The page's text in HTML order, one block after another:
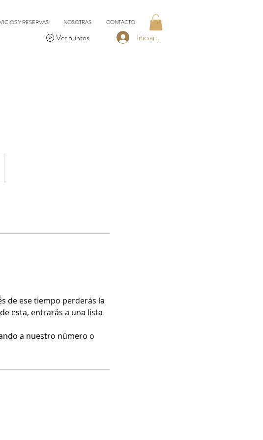
Y RESERVAS NOSOTRAS CONTACTO
Iniciar sesión
Ver puntos
de ese tiempo perderás la
esta, entrarás a una lista
a nuestro número o